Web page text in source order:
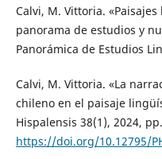
Calvi, M. Vittoria.
panorama de estudios y
Panorámica de Estudios
Calvi, M. Vittoria. «La
chileno en el paisaje
Hispalensis 38(1), 2024,
https://doi.org/10.12795/